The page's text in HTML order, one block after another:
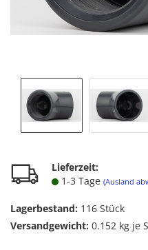
Lieferzeit:
1-3 Tage (Ausland
Lagerbestand: 116 Stück
Versandgewicht: 0.152 kg je